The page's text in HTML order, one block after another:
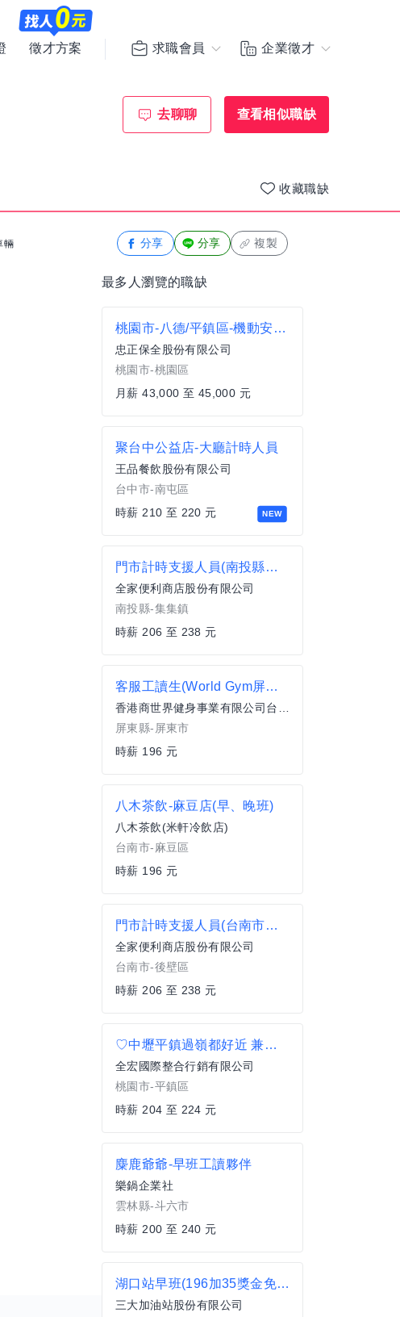
徵才方案 求職會員 企業徵才
去聊聊 查看相似職缺
收藏職缺
輛 分享 分享 複製
最多人瀏覽的職缺
桃園市-八德/平鎮區-機動安管人員-夜班
忠正保全股份有限公司
桃園市-桃園區
月薪 43,000 至 45,000 元
NEW
聚台中公益店-大廳計時人員
王品餐飲股份有限公司
台中市-南屯區
時薪 210 至 220 元
門市計時支援人員(南投縣集集鎮)
全家便利商店股份有限公司
南投縣-集集鎮
時薪 206 至 238 元
客服工讀生(World Gym屏東逢甲店)
香港商世界健身事業有限公司台灣分公司
屏東縣-屏東市
時薪 196 元
八木茶飲-麻豆店(早、晚班)
八木茶飲(米軒冷飲店)
台南市-麻豆區
時薪 196 元
門市計時支援人員(台南市後壁區)
全家便利商店股份有限公司
台南市-後壁區
時薪 206 至 238 元
♡中壢平鎮過嶺都好近 兼職班開缺 貨件整理
全宏國際整合行銷有限公司
桃園市-平鎮區
時薪 204 至 224 元
麋鹿爺爺-早班工讀夥伴
樂鍋企業社
雲林縣-斗六市
時薪 200 至 240 元
湖口站早班(196加35獎金免費宿舍)
三大加油站股份有限公司